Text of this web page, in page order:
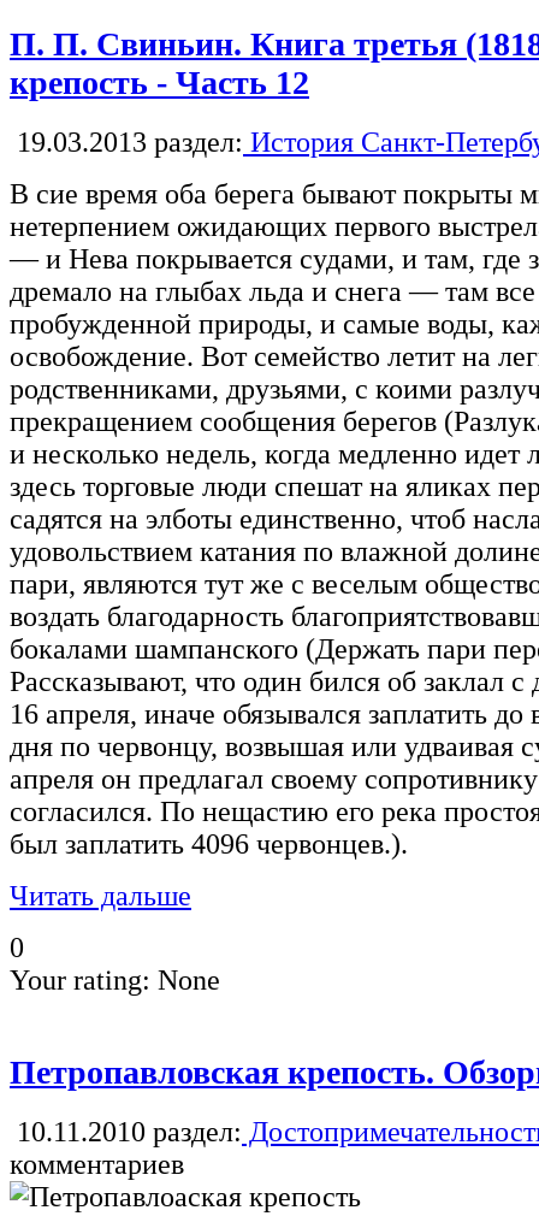
П. П. Свиньин. Книга третья
крепость - Часть 12
19.03.2013 раздел: История Санкт-
В сие время оба берега бывают покрыты
нетерпением ожидающих первого
— и Нева покрывается судами, и там, где
дремало на глыбах льда и снега — там
пробужденной природы, и самые воды,
освобождение. Вот семейство летит на
родственниками, друзьями, с коими
прекращением сообщения берегов
и несколько недель, когда медленно идет
здесь торговые люди спешат на яликах
садятся на элботы единственно, чтоб
удовольствием катания по влажной
пари, являются тут же с веселым
воздать благодарность
бокалами шампанского (Держать пари
Рассказывают, что один бился об заклал
16 апреля, иначе обязывался заплатить
дня по червонцу, возвышая или удваивая
апреля он предлагал своему
согласился. По нещастию его река
был заплатить 4096 червонцев.).
Читать дальше
0
Your rating: None
Петропавловская крепость.
10.11.2010 раздел:
комментариев